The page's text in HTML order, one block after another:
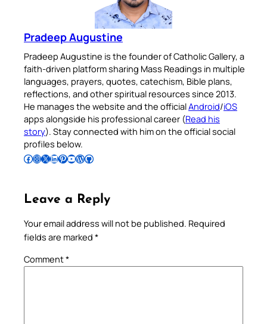
Pradeep Augustine
Pradeep Augustine is the founder of Catholic Gallery, a
faith-driven platform sharing Mass Readings in multiple
languages, prayers, quotes, catechism, Bible plans,
reflections, and other spiritual resources since 2013.
He manages the website and the officialAndroid/iOS
apps alongside his professional career (Read his
story). Stay connected with him on the official social
profiles below.
Follow Pradeep on Facebook Follow Pradeep on InstagramFollow Pradeep on X Follow Pradeep on LinkedIn Follow Pradeep on Pinterest Subscribe to Pradeep’s Youtube Channel Follow Pradeep on WordPress Follow Pradeep on GitHub
Leave a Reply
Your email address will not be published. Required
fields are marked *
Comment*